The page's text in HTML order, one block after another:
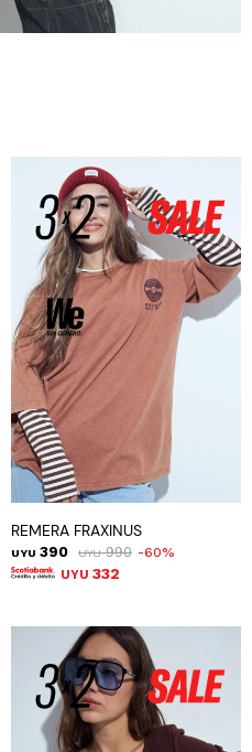
REMERA FRAXINUS
UYU 390 UYU 990 60
UYU 332